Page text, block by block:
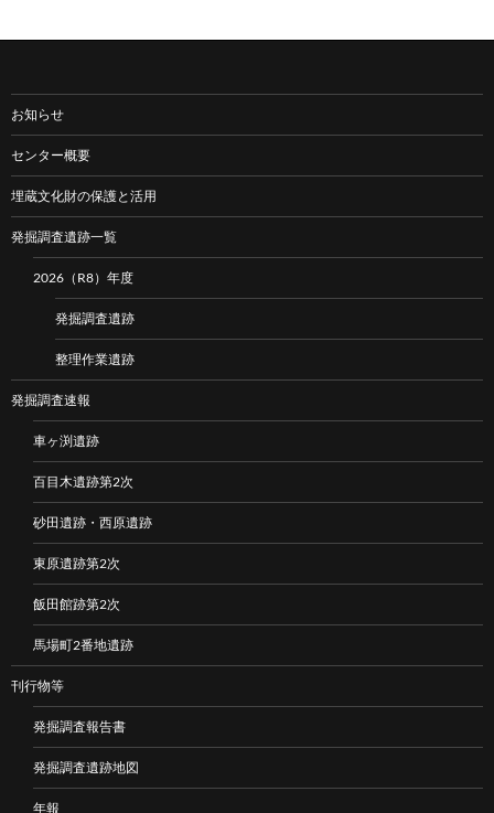
お知らせ
センター概要
埋蔵文化財の保護と活用
発掘調査遺跡一覧
2026（R8）年度
発掘調査遺跡
整理作業遺跡
発掘調査速報
車ヶ渕遺跡
百目木遺跡第2次
砂田遺跡・西原遺跡
東原遺跡第2次
飯田館跡第2次
馬場町2番地遺跡
刊行物等
発掘調査報告書
発掘調査遺跡地図
年報